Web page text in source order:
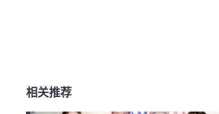
相关推荐